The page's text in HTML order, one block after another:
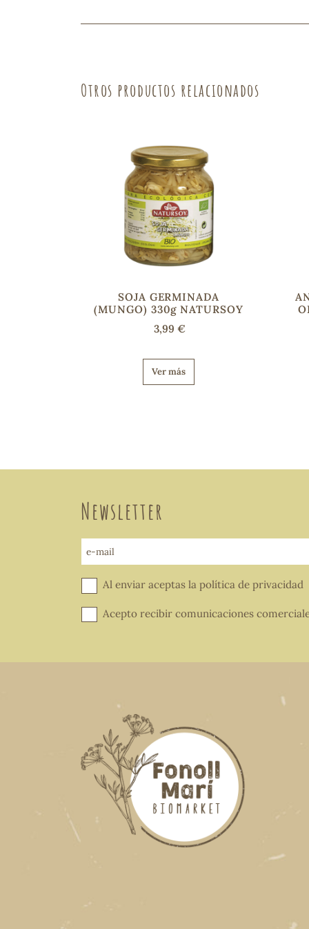
Otros productos relacionados
SOJA GERMINADA
(MUNGO) 330g NATURSOY
3,99 €
Ver más
Newsletter
e-mail
Al enviar aceptas la política de privacidad
Acepto recibir comunicaciones